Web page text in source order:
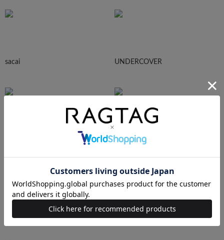
sacai UNDERCOVER
Needles
Ralph Lauren HUMAN MADE